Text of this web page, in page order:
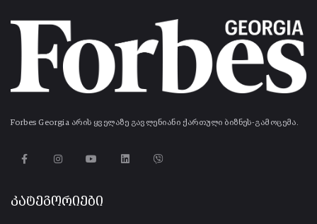
Forbes Georgia არის ყველაზე გავლენიანი ქართული ბიზნეს-გამოცემა.
კატეგორიები